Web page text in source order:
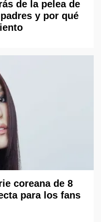
de la pelea de
y por qué
coreana de 8
para los fans